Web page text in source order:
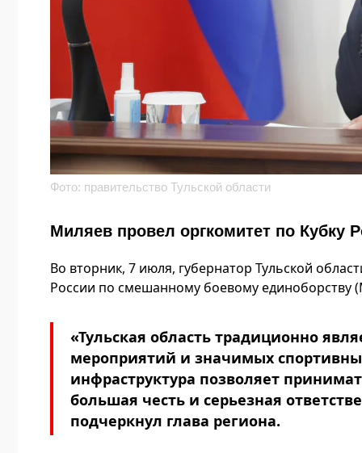
Фото: правительство Тульской области
Миляев провел оргкомитет по Кубку
Во вторник, 7 июля, губернатор Тульской
России по смешанному боевому единоборству
«Тульская область традиционно
мероприятий и значимых
инфраструктура позволяет
большая честь и серьезная
подчеркнул глава региона.